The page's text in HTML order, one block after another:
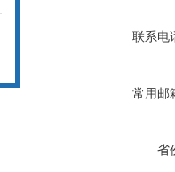
联系电
常用邮
省